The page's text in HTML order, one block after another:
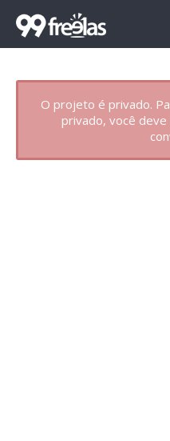
O projeto é privado.
privado, você